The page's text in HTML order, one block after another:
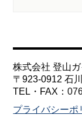
株式会社 登山
〒923-0912 石
TEL・FAX：
プライバシーポ